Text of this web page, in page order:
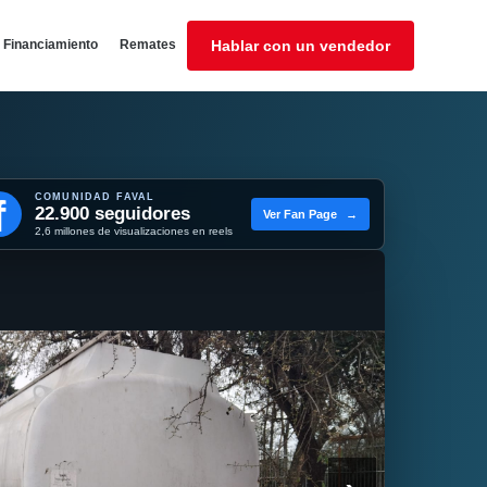
Financiamiento Remates Hablar con un vendedor
COMUNIDAD FAVAL
22.900 seguidores
2,6 millones de visualizaciones en reels
Ver Fan Page →